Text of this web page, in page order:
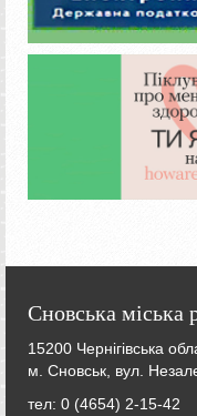
Сновська міська
15200 Чернігівська
м. Сновськ, вул.
тел: 0 (4654) 2-15-42